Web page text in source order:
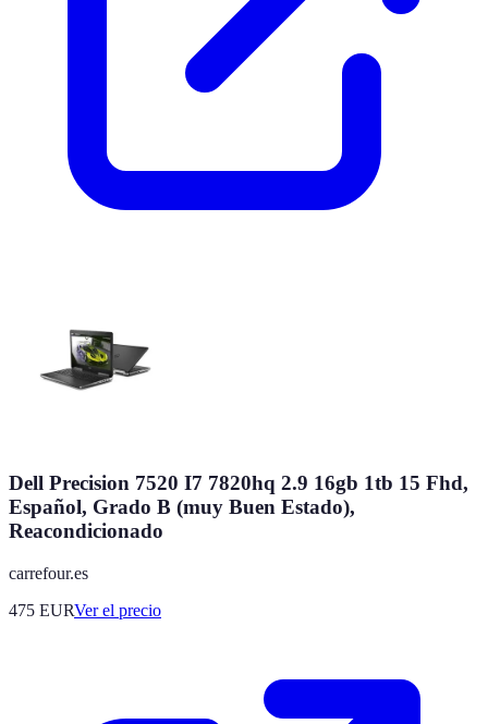
Dell Precision 7520 I7 7820hq 2.9 16gb 1tb 15 Fhd,
Español, Grado B (muy Buen Estado),
Reacondicionado
carrefour.es
475 EURVer el precio